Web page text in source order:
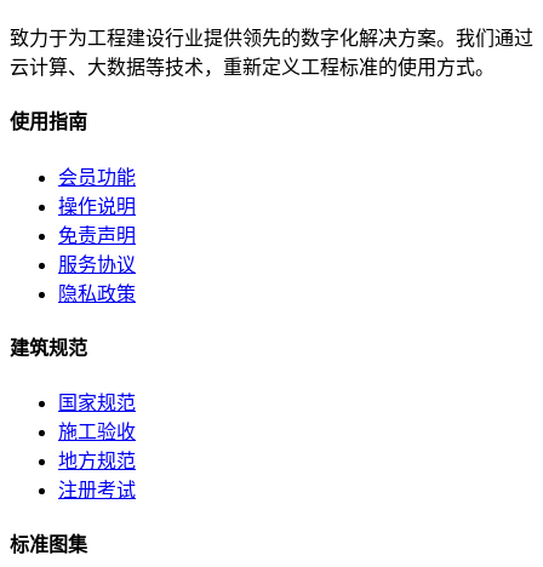
致力于为工程建设行业提供领先的数字化解决方案。我们通过
云计算、大数据等技术，重新定义工程标准的使用方式。
使用指南
会员功能
操作说明
免责声明
服务协议
隐私政策
建筑规范
国家规范
施工验收
地方规范
注册考试
标准图集